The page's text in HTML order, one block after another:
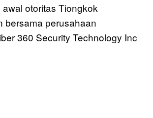
otoritas Tiongkok
bersama perusahaan
360 Security Technology Inc